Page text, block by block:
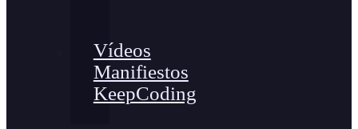
Vídeos
Manifiestos
KeepCoding